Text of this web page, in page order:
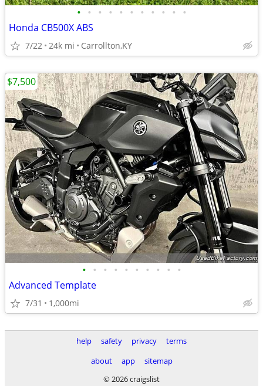
• • • • • • • • • • •
Honda CB500X ABS
7/22 24k mi Carrollton,KY
• • • • • • • • • •
Advanced Template
7/31 1,000mi
$7,500
help safety privacy
terms
about
app
sitemap
© 2026 craigslist